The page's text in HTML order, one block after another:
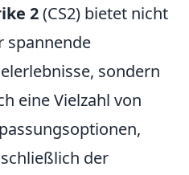
2(CS2) bietet nicht
spannende
sondern
eine Vielzahl von
der